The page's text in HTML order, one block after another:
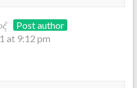
Post author
at 9:12 pm